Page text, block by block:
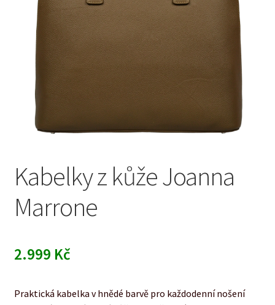
Kabelky z kůže Joanna
Marrone
2.999 Kč
Praktická kabelka v hnědé barvě pro každodenní nošení